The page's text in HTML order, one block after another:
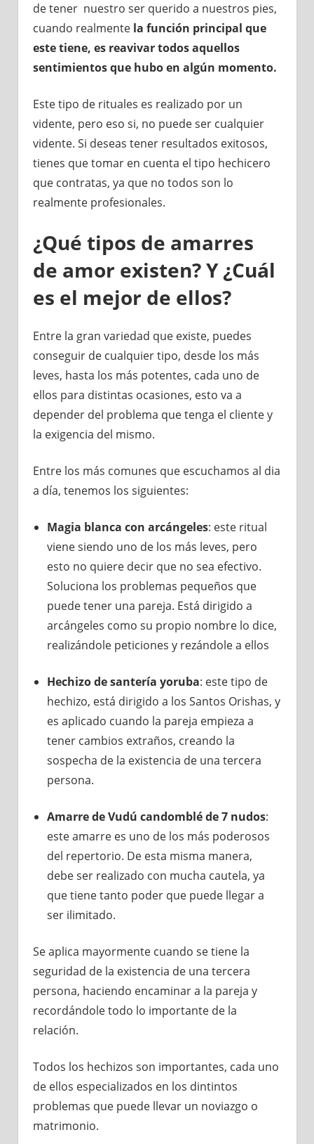
de tener nuestro ser querido a nuestros pies,
cuando realmente la función principal que
este tiene, es reavivar todos aquellos
sentimientos que hubo en algún momento.
Este tipo de rituales es realizado por un
vidente, pero eso si, no puede ser cualquier
vidente. Si deseas tener resultados exitosos,
tienes que tomar en cuenta el tipo hechicero
que contratas, ya que no todos son lo
realmente profesionales.
¿Qué tipos de amarres
de amor existen? Y ¿Cuál
es el mejor de ellos?
Entre la gran variedad que existe, puedes
conseguir de cualquier tipo, desde los más
leves, hasta los más potentes, cada uno de
ellos para distintas ocasiones, esto va a
depender del problema que tenga el cliente y
la exigencia del mismo.
Entre los más comunes que escuchamos al dia
a día, tenemos los siguientes:
Magia blanca con arcángeles: este ritual
viene siendo uno de los más leves, pero
esto no quiere decir que no sea efectivo.
Soluciona los problemas pequeños que
puede tener una pareja. Está dirigido a
arcángeles como su propio nombre lo dice,
realizándole peticiones y rezándole a ellos
Hechizo de santería yoruba: este tipo de
hechizo, está dirigido a los Santos Orishas, y
es aplicado cuando la pareja empieza a
tener cambios extraños, creando la
sospecha de la existencia de una tercera
persona.
Amarre de Vudú candomblé de 7 nudos:
este amarre es uno de los más poderosos
del repertorio. De esta misma manera,
debe ser realizado con mucha cautela, ya
que tiene tanto poder que puede llegar a
ser ilimitado.
Se aplica mayormente cuando se tiene la
seguridad de la existencia de una tercera
persona, haciendo encaminar a la pareja y
recordándole todo lo importante de la
relación.
Todos los hechizos son importantes, cada uno
de ellos especializados en los dintintos
problemas que puede llevar un noviazgo o
matrimonio.